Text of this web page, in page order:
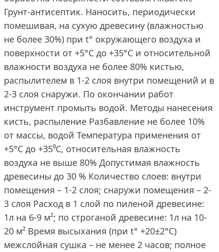
Грунт-антисептик. Наносить, периодически
помешивая, на сухую древесину (влажностью
не более 30%) при t° окружающего воздуха и
поверхности от +5°С до +35°С и относительной
влажности воздуха не более 80% кистью,
распылителем в 1-2 слоя внутри помещений и в
2-3 слоя снаружи. По окончании работ
инструмент промыть водой. Методы нанесения
кисть, распыление Разбавление не более 10%
от массы, водой Температура применения от
+5°С до +35⁰С, относительная влажность
воздуха не выше 80% Допустимая влажность
древесины до 30 % Количество слоев: внутри
помещения – 1-2 слоя; снаружи помещения – 2-
3 слоя Расход в 1 слой по пиленой древесине:
1л на 6-9 м²; по строганой древесине: 1л на 10-
20 м² Время высыхания (при t° +20±2°C)
межслойная сушка – не менее 2 часов; полное